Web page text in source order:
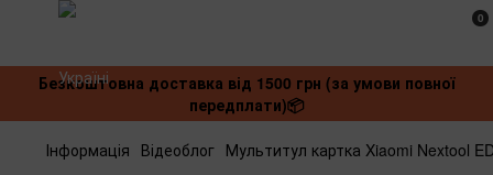
0
Безкоштовна доставка від 1500 грн (за умови повної
передплати)📦
Інформація Відеоблог Мультитул картка Xiaomi Nextool